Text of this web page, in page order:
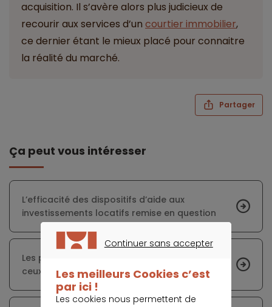
acquisition. Il s’avère alors plus judicieux de
recourir aux services d’un courtier immobilier,
ce dernier étant le mieux placé pour connaitre
la réalité du marché.
Partager
Ça peut vous intéresser
L’efficacité des dispositifs d’aide aux
investissements locatifs remise en question
Les prix de l’immobilier lyonnais dépassent
ceux de Bordeaux
Continuer sans accepter
Les meilleurs Cookies c’est
par ici !
Les cookies nous permettent de